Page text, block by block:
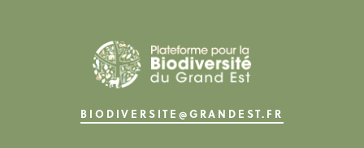
BIODIVERSITE@GRANDEST.FR